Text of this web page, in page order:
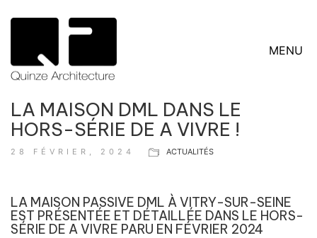
MENU
LA MAISON DML DANS LE
HORS-SÉRIE DE A VIVRE !
28 FÉVRIER, 2024 ACTUALITÉS
LA MAISON PASSIVE DML À VITRY-SUR-SEINE
EST PRÉSENTÉE ET DÉTAILLÉE DANS LE HORS-
SÉRIE DE A VIVRE PARU EN FÉVRIER 2024